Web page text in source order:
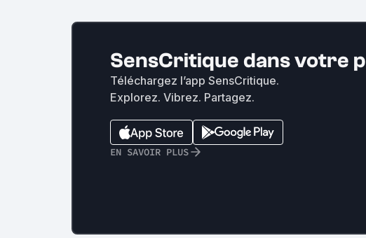
SensCritique dans votre
Téléchargez l’app SensCritique.
Explorez. Vibrez. Partagez.
EN SAVOIR PLUS